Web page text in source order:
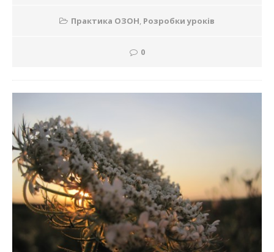
Практика ОЗОН, Розробки уроків
0